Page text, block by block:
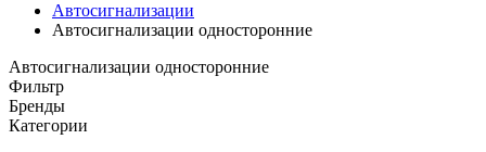
Автосигнализации
Автосигнализации односторонние
Автосигнализации односторонние
Фильтр
Бренды
Категории